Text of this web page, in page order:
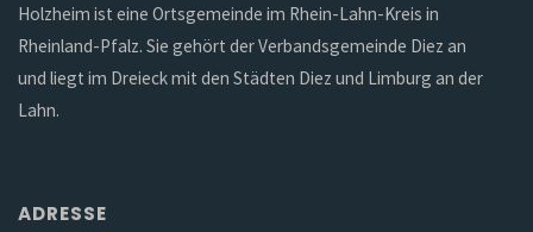
Holzheim ist eine Ortsgemeinde im Rhein-Lahn-Kreis in
Rheinland-Pfalz. Sie gehört der Verbandsgemeinde Diez an
und liegt im Dreieck mit den Städten Diez und Limburg an der
Lahn.
ADRESSE